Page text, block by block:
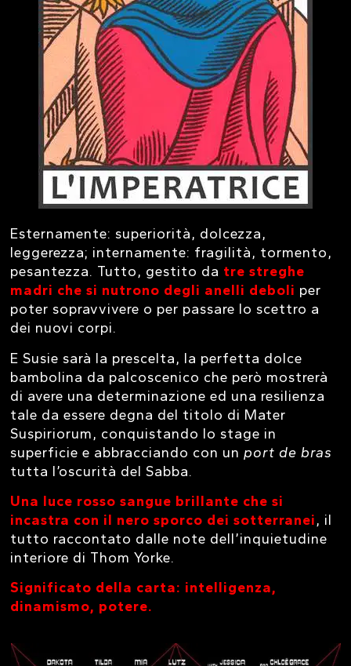
Esternamente: superiorità, dolcezza,
leggerezza; internamente: fragilità, tormento,
pesantezza. Tutto, gestito da tre streghe
madri che si nutrono degli anelli deboli per
poter sopravvivere o per passare lo scettro a
dei nuovi corpi.
E Susie sarà la prescelta, la perfetta dolce
bambolina da palcoscenico che però mostrerà
di avere una determinazione ed una resilienza
tale da essere degna del titolo di Mater
Suspiriorum, conquistando lo stage in
superficie e abbracciando con unport de bras
tutta l’oscurità del Sabba.
Una luce rosso sangue brillante che si
incastra con il nero sporco dei sotterranei, il
tutto raccontato dalle note dell’inquietudine
interiore di Thom Yorke.
Significato della carta: intelligenza,
dinamismo, potere.